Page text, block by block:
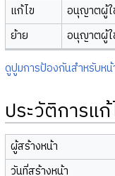
แก้ไข
อนุญาตผู้ใ
ย้าย
อนุญาตผู้ใ
ดูปูมการป้องกันสำหรับห
ประวัติการแ
ผู้สร้างหน้า
วันที่สร้างหน้า